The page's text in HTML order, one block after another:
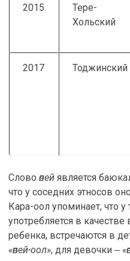
2015
Тере-
Хольский
2017 Тоджинский
Слово өпей является
что у соседних этносов
Кара-оол упоминает, что
употребляется в
ребенка, встречаются в
«өпей-оол», для девочки ‒